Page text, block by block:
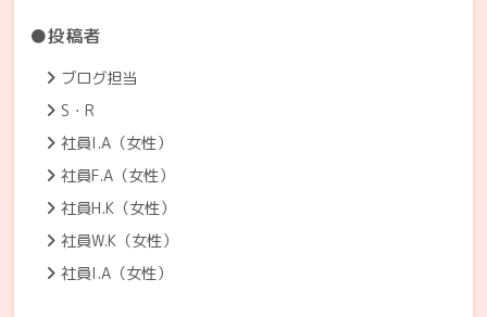
●投稿者
ブログ担当
S・R
社員I.A（女性）
社員F.A（女性）
社員H.K（女性）
社員W.K（女性）
社員I.A（女性）